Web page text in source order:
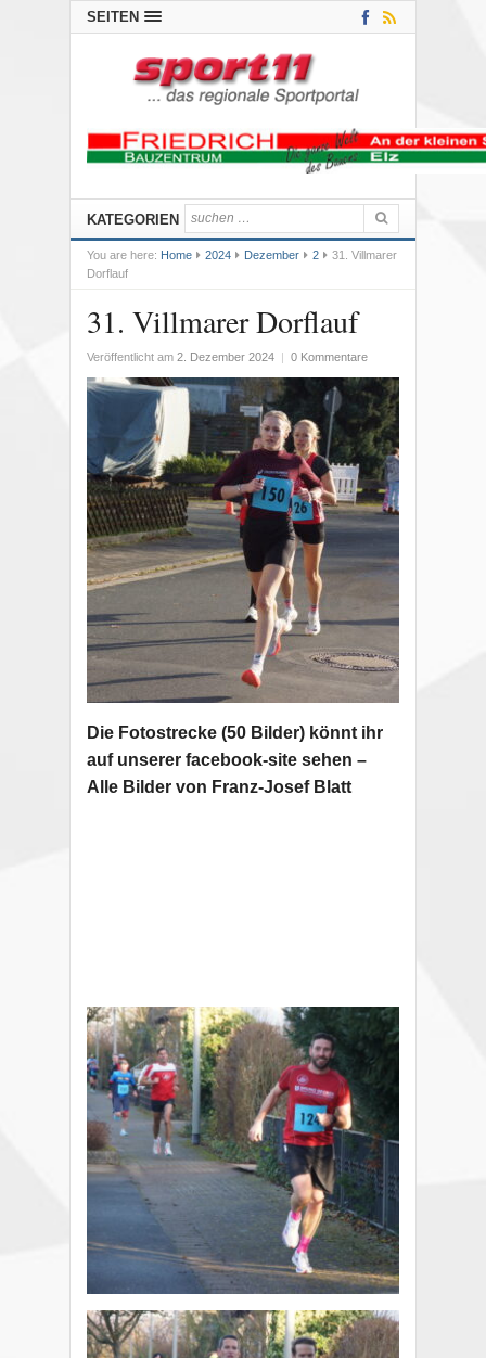
SEITEN
KATEGORIEN
You are here: Home 2024 Dezember 2
31. Villmarer
Dorflauf
31. Villmarer Dorflauf
Veröffentlicht am 2. Dezember 2024 0 Kommentare
Die Fotostrecke (50 Bilder) könnt ihr
auf unserer facebook-site sehen –
Alle Bilder von Franz-Josef Blatt